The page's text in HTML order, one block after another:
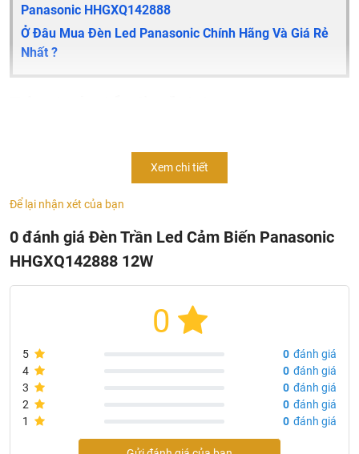
Panasonic HHGXQ142888
Ở Đâu Mua Đèn Led Panasonic Chính Hãng Và Giá Rẻ
Nhất ?
- Ánh sáng trung tính 4000K
HHGXQ142988- Ánh sáng trắng 6500K
- Đèn trần có cảm biến chuyển động/ ánh sáng
- Công suất12W/AC220-240V ; 50-60Hz
- Kích thước: Ø225mm/ H: 70mm
- Quang thông: 860lm - CRI: Ra80
- Tuổi thọ nguồn sáng: 25000 giờ (LLMF: 70%)
- Chất liệu: Chụp đèn acrylic
- Chống nước chuẩn IP44
Xem chi tiết
Để lại nhận xét của bạn
0 đánh giá Đèn Trần Led Cảm Biến Panasonic
HHGXQ142888 12W
0
5 0 đánh giá
4
0 đánh giá
3
0 đánh giá
2
0 đánh giá
1
0 đánh giá